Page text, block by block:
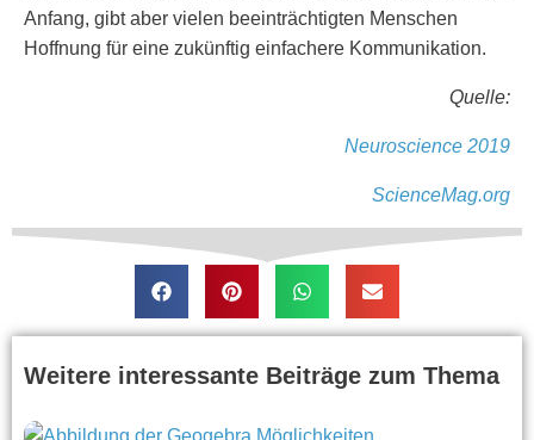
Anfang, gibt aber vielen beeinträchtigten Menschen
Hoffnung für eine zukünftig einfachere Kommunikation.
Quelle:
Neuroscience 2019
ScienceMag.org
Weitere interessante Beiträge zum Thema